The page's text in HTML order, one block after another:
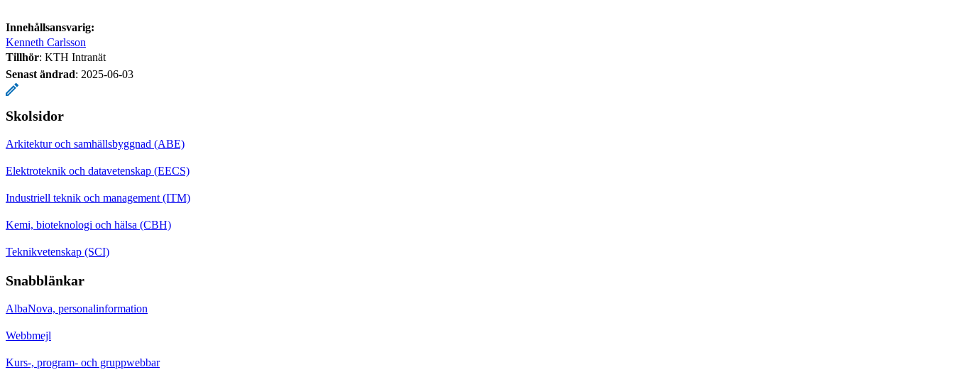
Innehållsansvarig:
Kenneth Carlsson
Tillhör: KTH Intranät
Senast ändrad: 2025-06-03
Skolsidor
Arkitektur och samhällsbyggnad (ABE)
Elektroteknik och datavetenskap (EECS)
Industriell teknik och management (ITM)
Kemi, bioteknologi och hälsa (CBH)
Teknikvetenskap (SCI)
Snabblänkar
AlbaNova, personalinformation
Webbmejl
Kurs-, program- och gruppwebbar